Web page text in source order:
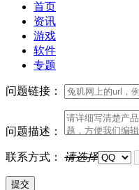
首页
资讯
游戏
软件
专题
问题链接：
问题描述：
联系方式： 请选择